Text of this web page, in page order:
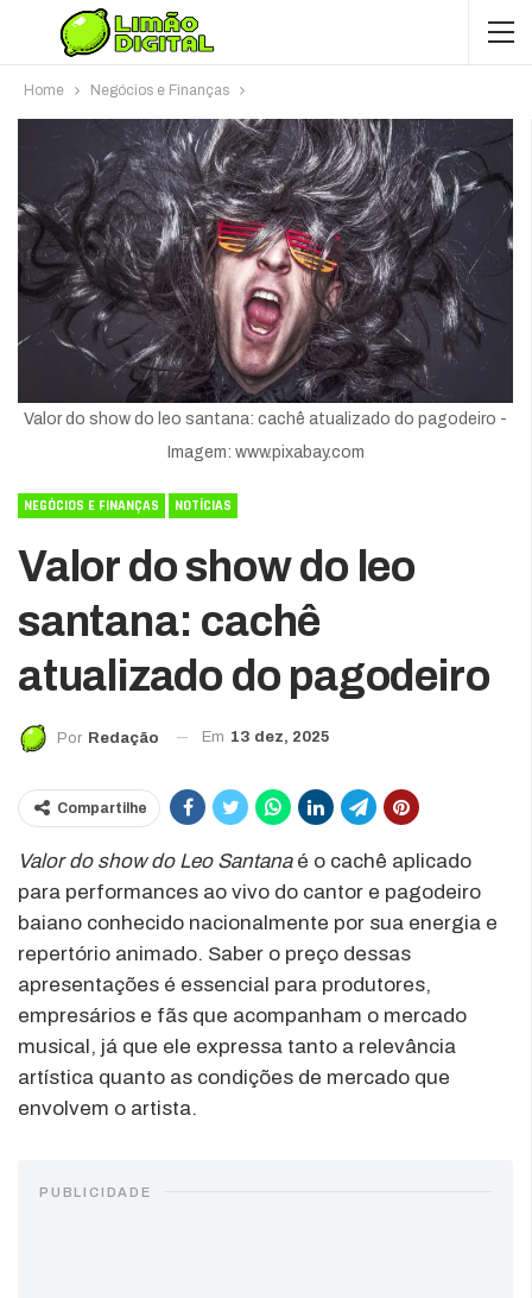
Home Negócios e Finanças
Valor do show do leo santana: cachê atualizado do pagodeiro -
Imagem: www.pixabay.com
NEGÓCIOS E FINANÇAS NOTÍCIAS
Valor do show do leo
santana: cachê
atualizado do pagodeiro
Por Redação Em 13 dez, 2025
Compartilhe
Valor do show do Leo Santanaé o cachê aplicado
para performances ao vivo do cantor e pagodeiro
baiano conhecido nacionalmente por sua energia e
repertório animado. Saber o preço dessas
apresentações é essencial para produtores,
empresários e fãs que acompanham o mercado
musical, já que ele expressa tanto a relevância
artística quanto as condições de mercado que
envolvem o artista.
PUBLICIDADE